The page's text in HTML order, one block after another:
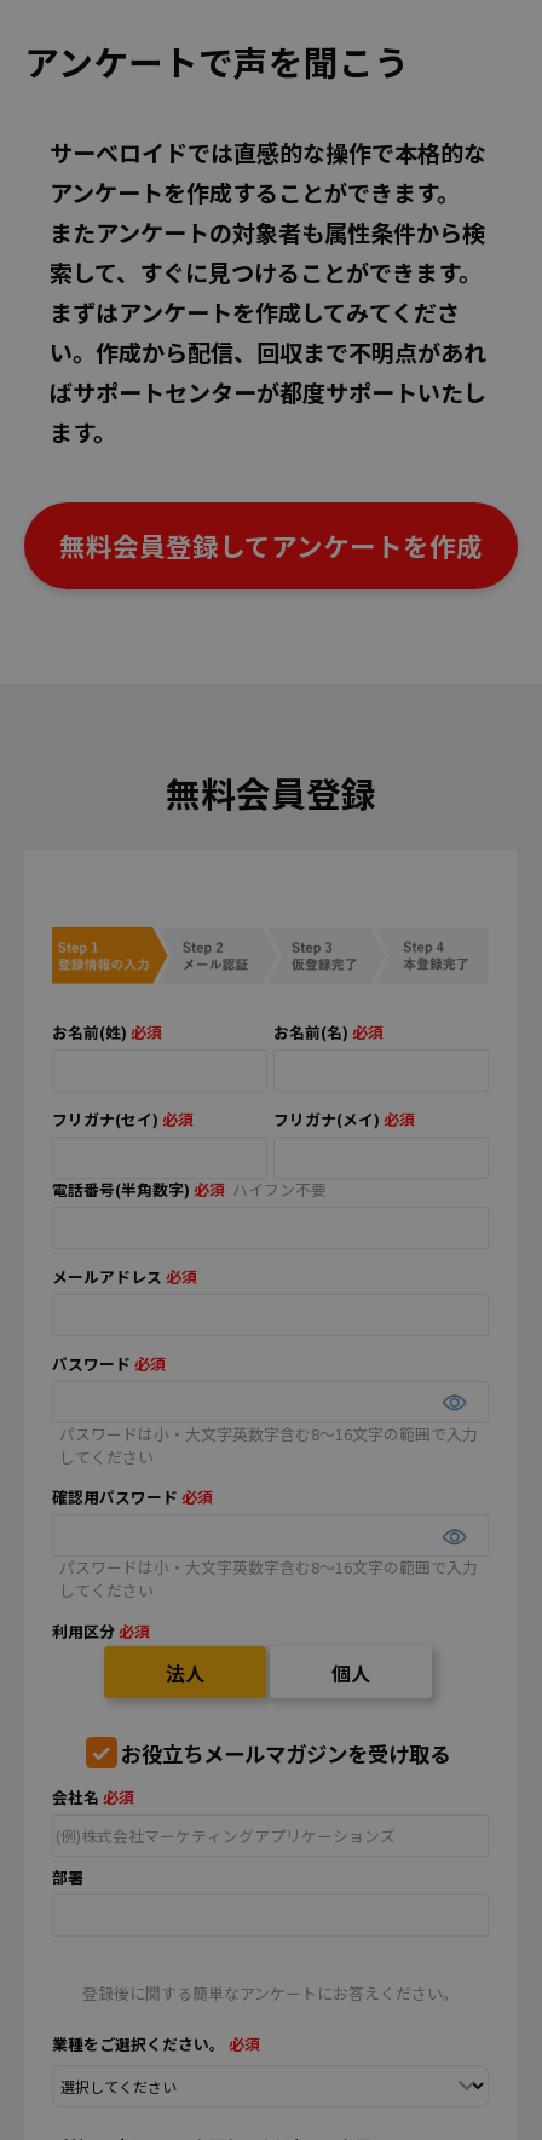
アンケートで声を聞こう
サーべロイドでは直感的な操作で本格的な
アンケートを作成することができます。
またアンケートの対象者も属性条件から検
索して、すぐに見つけることができます。
まずはアンケートを作成してみてくださ
い。作成から配信、回収まで不明点があれ
ばサポートセンターが都度サポートいたし
ます。
無料会員登録してアンケートを作成
無料会員登録